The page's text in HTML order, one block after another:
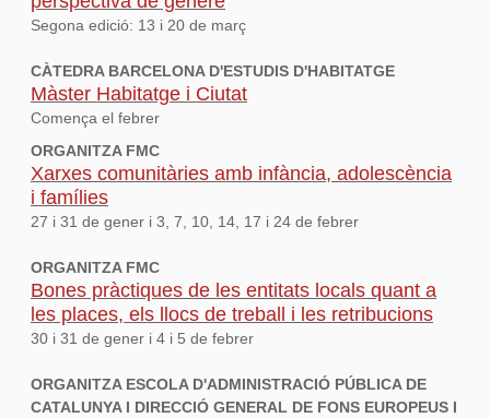
Segona edició: 13 i 20 de març
CÀTEDRA BARCELONA D'ESTUDIS D'HABITATGE
Màster Habitatge i Ciutat
Comença el febrer
ORGANITZA FMC
Xarxes comunitàries amb infància, adolescència
i famílies
27 i 31 de gener i 3, 7, 10, 14, 17 i 24 de febrer
ORGANITZA FMC
Bones pràctiques de les entitats locals quant a
les places, els llocs de treball i les retribucions
30 i 31 de gener i 4 i 5 de febrer
ORGANITZA ESCOLA D'ADMINISTRACIÓ PÚBLICA DE
CATALUNYA I DIRECCIÓ GENERAL DE FONS EUROPEUS I